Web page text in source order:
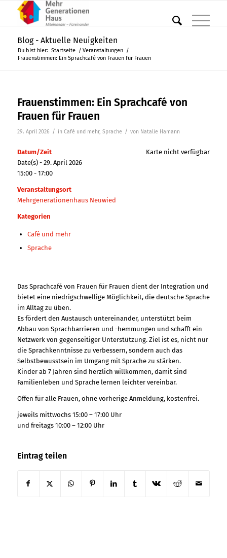
Blog - Aktuelle Neuigkeiten
Du bist hier: Startseite / Veranstaltungen /
Frauenstimmen: Ein Sprachcafé von Frauen für Frauen
Frauenstimmen: Ein Sprachcafé von
Frauen für Frauen
29. April 2026 / in Café und mehr, Sprache / von Natalie Hamann
Karte nicht verfügbar
Datum/Zeit
Date(s) - 29. April 2026
15:00 - 17:00
Veranstaltungsort
Mehrgenerationenhaus Neuwied
Kategorien
Café und mehr
Sprache
Das Sprachcafé von Frauen für Frauen dient der Integration und
bietet eine niedrigschwellige Möglichkeit, die deutsche Sprache
im Alltag zu üben.
Es fördert den Austausch untereinander, unterstützt beim
Abbau von Sprachbarrieren und -hemmungen und schafft ein
Netzwerk von gegenseitiger Unterstützung. Ziel ist es, nicht nur
die Sprachkenntnisse zu verbessern, sondern auch das
Selbstbewusstsein im Umgang mit Sprache zu stärken.
Kinder ab 7 Jahren sind herzlich willkommen, damit sind
Familienleben und Sprache lernen leichter vereinbar.
Offen für alle Frauen, ohne vorherige Anmeldung, kostenfrei.
jeweils mittwochs 15:00 – 17:00 Uhr
und freitags 10:00 – 12:00 Uhr
Eintrag teilen